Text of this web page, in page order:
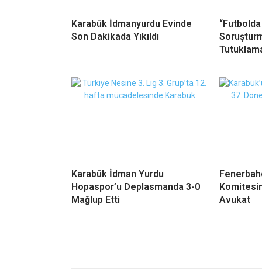
Karabük İdmanyurdu Evinde
Son Dakikada Yıkıldı
Karabük İdman Yurdu
Hopaspor’u Deplasmanda 3-0
Mağlup Etti
Avukat